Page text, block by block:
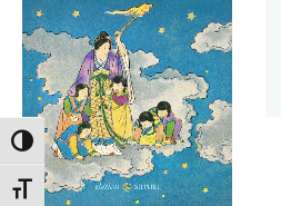
Alternar alto contraste
Alternar tamaño de letra